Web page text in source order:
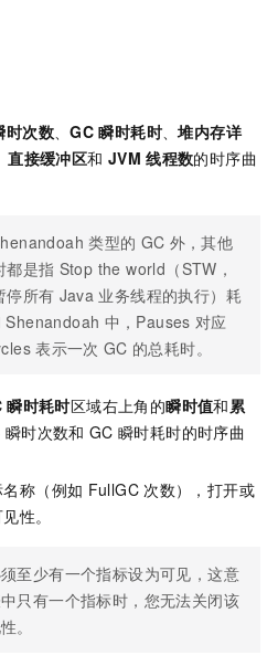
时次数 、GC 瞬时耗时 、堆内存详
、直接缓冲区和 JVM 线程数的时序曲
类型的 GC 外，其他
都是指 Stop the world（STW，
停所有 Java 业务线程的执行）耗
Shenandoah 中，Pauses 对应
表示一次 GC 的总耗时。
瞬时耗时区域右上角的瞬时值和累
瞬时次数和 GC 瞬时耗时的时序曲
称（例如 FullGC 次数），打开或
性。
至少有一个指标设为可见，这意
只有一个指标时，您无法关闭该
。